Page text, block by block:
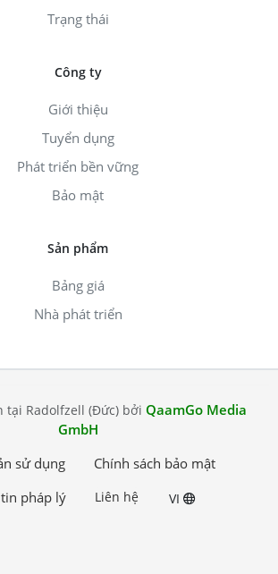
Trạng thái
Công ty
Giới thiệu
Tuyển dụng
Phát triển bền vững
Bảo mật
Sản phẩm
Bảng giá
Nhà phát triển
Radolfzell (Đức) bởi QaamGo Media
GmbH
sử dụng
Chính sách bảo mật
pháp lý
Liên hệ VI